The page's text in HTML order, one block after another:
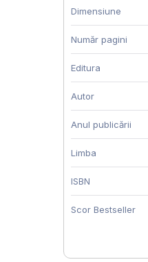
Dimensiune
Număr pagini
Editura
Autor
Anul publicării
Limba
ISBN
Scor Bestseller